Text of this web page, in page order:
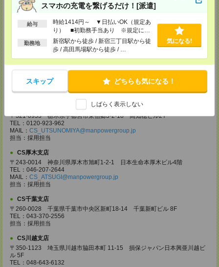
スマホの充電を繋げるだけ！[派遣]
給与
時給1414円～ ▼日払いOK（規定あ
り） ■初勤務手当あり ※規定によ
る
勤務地
新宿駅から徒歩 / 新宿三丁目駅から徒
歩 / 高田馬場駅から徒歩 / …
気になる!
スキップ どちらも気になる！
しばらく表示しない
CS大宮支店
ウイング 9階
TEL：0120-769-355
CS_OMIYA@manpowergroup.jp
担当：採用担当
CS高崎支店
〒370-0831 群馬県高崎市あら町167 高崎第一生命ビルディング11Ｆ
TEL：027-320-6558
MAIL：CS_TAKASAKI@manpowergroup.jp
担当：採用担当
〒321-0953 栃木県宇都宮市東宿郷3-2-18 高知穂ビル2Ｆ
TEL：0120-923-962
MAIL： CS_UTSUNOMIYA@manpowergroup.jp
担当：採用担当
CS厚木支店
〒243-0014 神奈川県厚木市旭町1-2-1 日本生命本厚木ビル4階
TEL：046-207-2644
MAIL： CS_ATSUGI@manpowergroup.jp
担当：採用担当
CS千葉支店
〒260-0028 千葉県千葉市中央区新町18-14 千葉新町ビル 8F
TEL：043-370-2556
担当：採用担当
CS川越支店
〒350-1123 埼玉県川越市脇田本町 11-15 損保ジャパン日本興亜川越ビ
ル 5F
TEL：048-643-6132